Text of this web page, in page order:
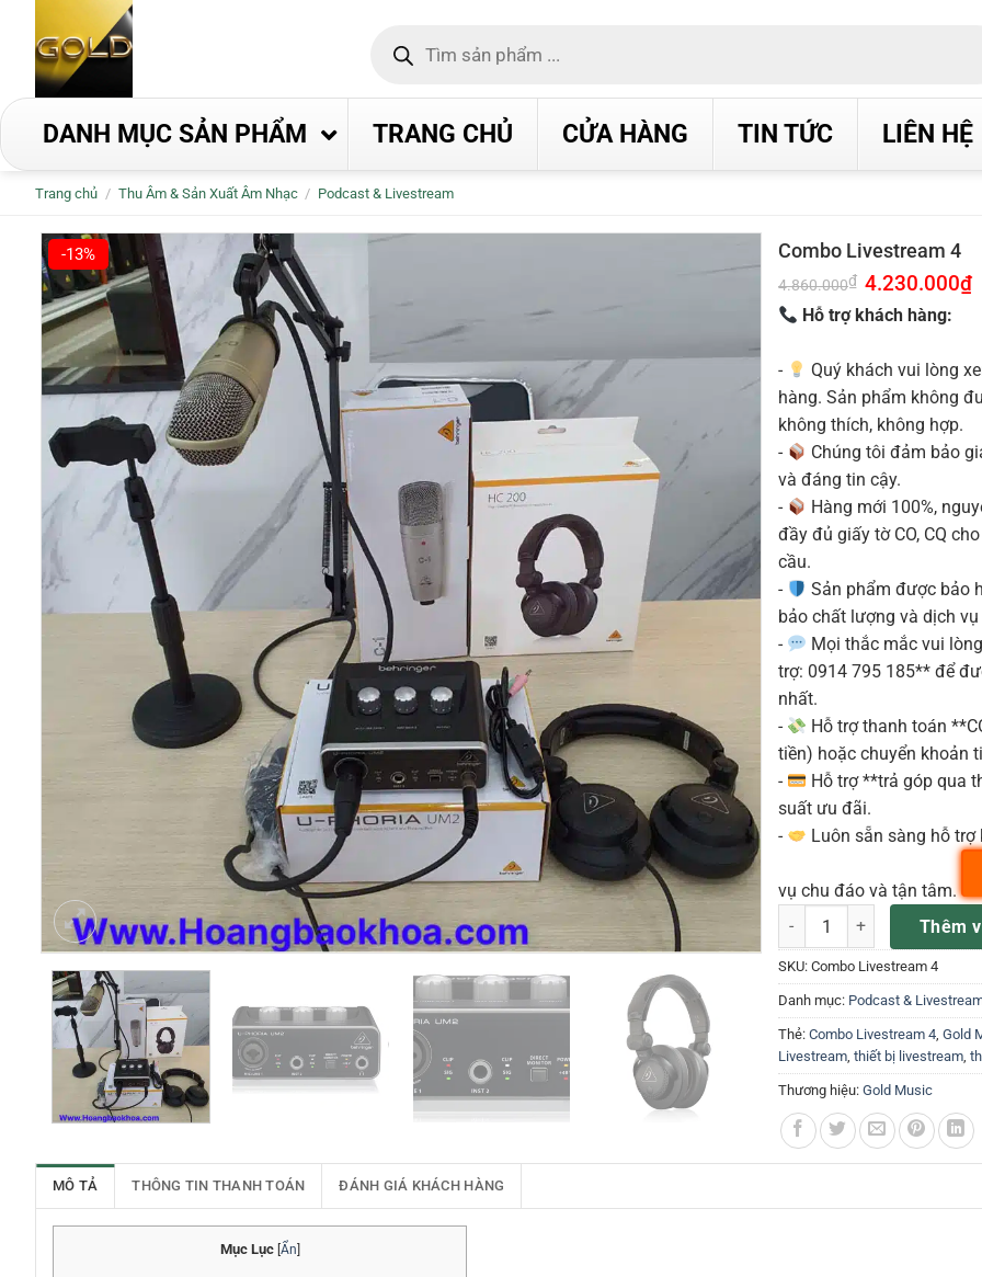
dung
kiếm
DANH MỤC SẢN PHẨM TRANG CHỦ CỬA HÀNG TIN TỨC LIÊN HỆ
Trang chủ / Thu Âm & Sản Xuất Âm Nhạc / Podcast & Livestream
-13% Combo Livestream 4
4.860.000₫ Giá
gốc
là:
4.860.000₫.
4.230.000₫
Hỗ trợ khách hàng:
-
Quý khách vui lòng
hàng. Sản phẩm không
không thích, không hợp.
-
Chúng tôi đảm bảo
và đáng tin cậy.
-
Hàng mới 100%,
đầy đủ giấy tờ CO, CQ
cầu.
-
Sản phẩm được bảo
bảo chất lượng và dịch
-
Mọi thắc mắc vui
trợ: 0914 795 185** để
nhất.
-
Hỗ trợ thanh toán
tiền) hoặc chuyển khoản
-
Hỗ trợ **trả góp qua
suất ưu đãi.
-
Luôn sẵn sàng hỗ
vụ chu đáo và tận tâm.
Combo Livestream 4 sốThêm
SKU: Combo Livestream 4
Danh mục: Podcast &
Thẻ: Combo Livestream 4, Gold
Livestream, thiết bị livestream,
Thương hiệu: Gold Music
MÔ TẢ THÔNG TIN THANH TOÁN ĐÁNH GIÁ KHÁCH HÀNG
Mục Lục Ẩn